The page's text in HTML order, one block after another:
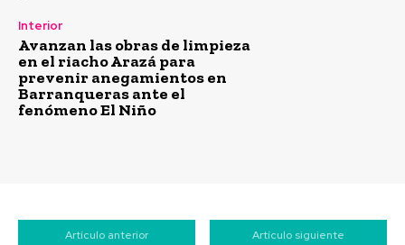
Interior
Avanzan las obras de limpieza
en el riacho Arazá para
prevenir anegamientos en
Barranqueras ante el
fenómeno El Niño
Artículo anterior Artículo siguiente